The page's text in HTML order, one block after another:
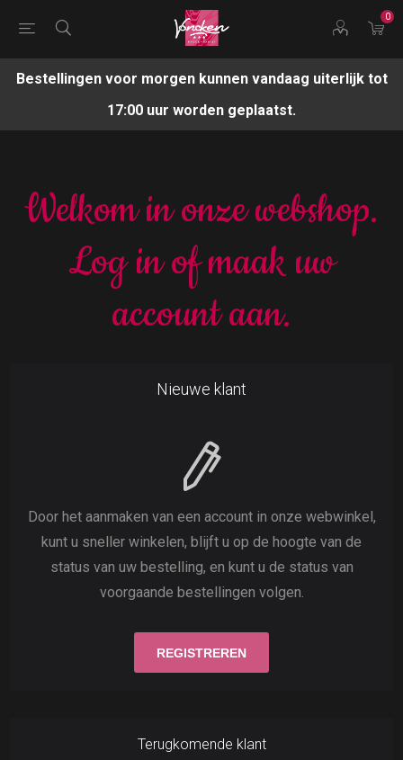
0
Bestellingen voor morgen kunnen vandaag uiterlijk tot
17:00 uur worden geplaatst.
Welkom in onze webshop.
Log in of maak uw
account aan.
Nieuwe klant
Door het aanmaken van een account in onze webwinkel,
kunt u sneller winkelen, blijft u op de hoogte van de
status van uw bestelling, en kunt u de status van
voorgaande bestellingen volgen.
Terugkomende klant